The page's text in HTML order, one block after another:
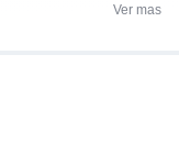
Ver mas